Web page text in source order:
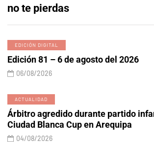
no te pierdas
EDICIÓN DIGITAL
Edición 81 – 6 de agosto del 2026
06/08/2026
ACTUALIDAD
Árbitro agredido durante partido
Ciudad Blanca Cup en Arequipa
04/08/2026